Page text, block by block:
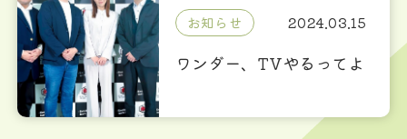
お知らせ 2024.03.15
ワンダー、TVやるってよ